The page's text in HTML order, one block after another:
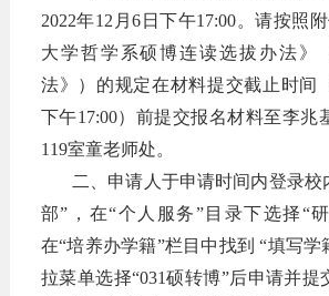
2022年12月6日下午1 7:00。请按照
大学哲学系硕博连读选拔办法》
法》）的规定在材料提交截止时间
下午1 7:00）前提交报名材料至李兆
119室童老师处。
二、 申请人于申请时间内登录校
部”，在“个人 服务”目录下选择“
在“培养办学籍”栏目中找到 “填写学
拉菜单选择“031硕转博”后申请并提